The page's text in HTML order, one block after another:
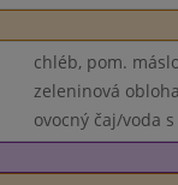
chléb, pom.
zeleninová
ovocný čaj/voda